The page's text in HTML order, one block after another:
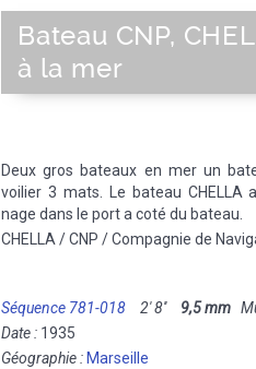
Bateau CNP,
à la mer
Deux gros bateaux en mer un
voilier 3 mats. Le bateau CHELLA
nage dans le port a coté du bateau.
CHELLA / CNP / Compagnie de
Séquence 781-018 2' 8'' 9,5 mm
Date : 1935
Géographie : Marseille